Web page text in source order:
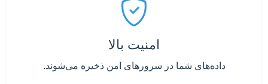
امنیت بالا
داده‌های شما در سرورهای امن ذخیره می‌شوند.